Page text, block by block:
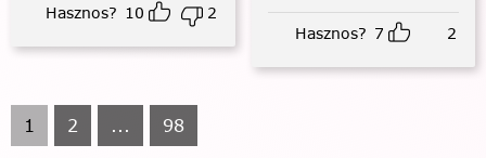
Hasznos? 10 2
Hasznos? 7 2
1 2 ... 98